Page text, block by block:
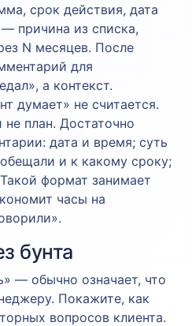
срок действия, дата
причина из списка,
N месяцев. После
для
а контекст.
думает» не считается.
план. Достаточно
дата и время; суть
и к какому сроку;
формат занимает
часы на
бунта
— обычно означает, что
Покажите, как
вопросов клиента.